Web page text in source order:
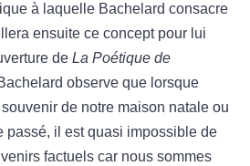
à laquelle Bachelard consacre
ensuite ce concept pour lui
de La Poétique de
observe que lorsque
de notre maison natale ou
passé, il est quasi impossible de
factuels car nous sommes